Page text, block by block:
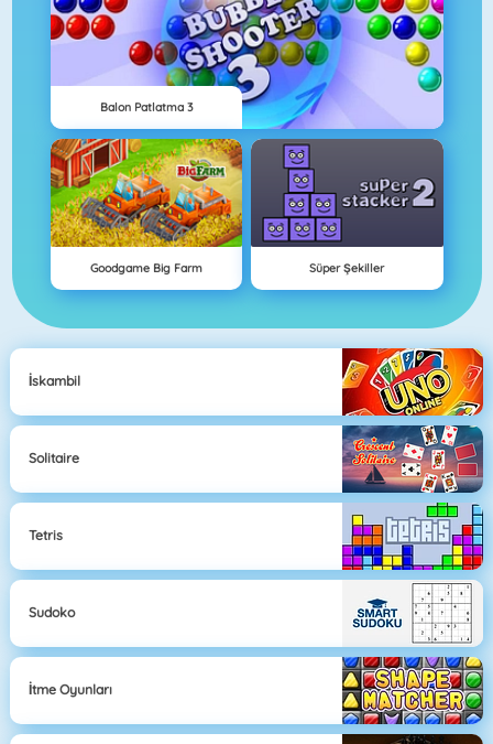
Balon Patlatma 3
Goodgame Big Farm Süper Şekiller
İskambil
Solitaire
Tetris
Sudoko
İtme Oyunları